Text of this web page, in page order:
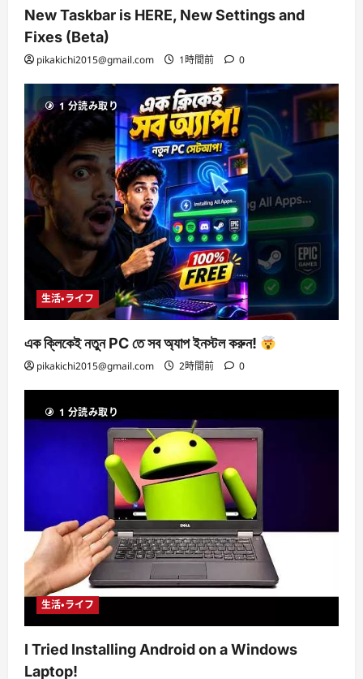
New Taskbar is HERE, New Settings and
Fixes (Beta)
pikakichi2015@gmail.com 1時間前 0
1 分読み取り
生活・ライフ
এক ক্লিকেই নতুন PC তে সব অ্যাপ ইনস্টল করুন!
pikakichi2015@gmail.com 2時間前 0
1 分読み取り
生活・ライフ
I Tried Installing Android on a Windows
Laptop!